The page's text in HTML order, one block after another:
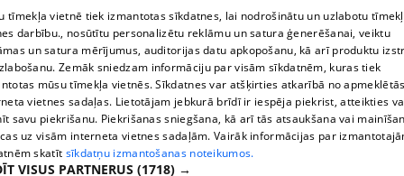
tīmekļa vietnē tiek izmantotas sīkdatnes, lai nodrošinātu un uzlabotu
darbību., nosūtītu personalizētu reklāmu un satura ģenerēšanai, veiktu
un satura mērījumus, auditorijas datu apkopošanu, kā arī produktu
Zemāk sniedzam informāciju par visām sīkdatnēm, kuras tiek
mūsu tīmekļa vietnēs. Sīkdatnes var atšķirties atkarībā no
vietnes sadaļas. Lietotājam jebkurā brīdī ir iespēja piekrist, atteikties
savu piekrišanu. Piekrišanas sniegšana, kā arī tās atsaukšana vai
uz visām interneta vietnes sadaļām. Vairāk informācijas par
skatīt sīkdatņu izmantošanas noteikumos.
VISUS PARTNERUS (1718) →